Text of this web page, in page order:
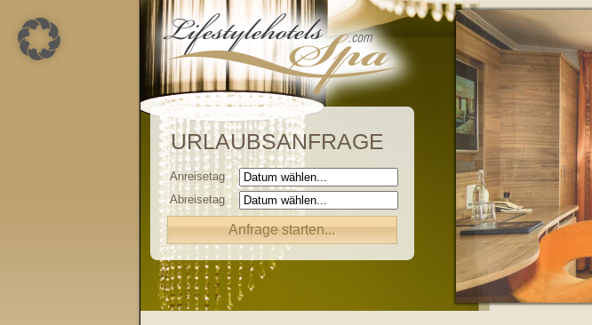
URLAUBSANFRAGE
Anreisetag
Abreisetag